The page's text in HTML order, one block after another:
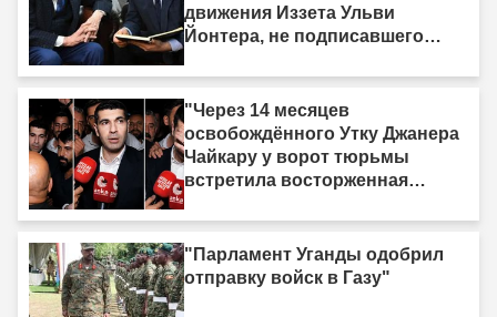
движения Иззета Ульви
Йонтера, не подписавшего
есть одна жизнь, и она тоже
должна быть принесена в
жертву»"
"Через 14 месяцев
освобождённого Утку Джанера
Чайкару у ворот тюрьмы
встретила восторженная
"Парламент Уганды одобрил
отправку войск в Газу"